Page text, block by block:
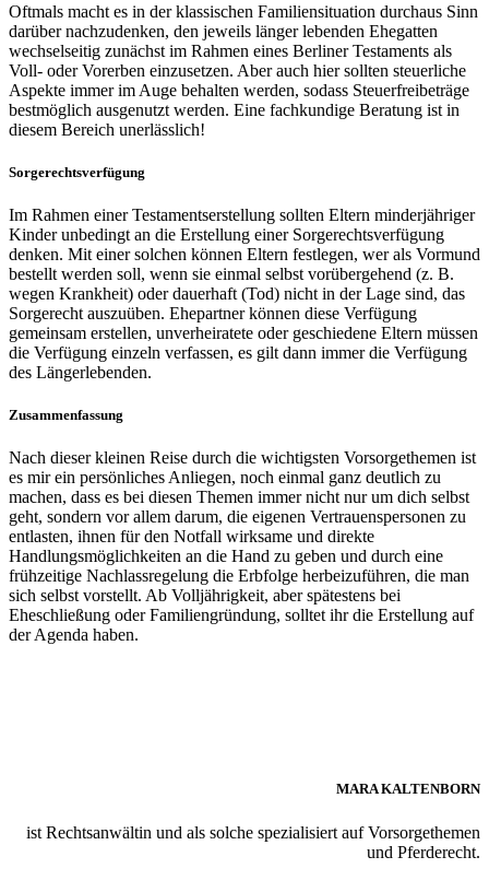
Oftmals macht es in der klassischen Familiensituation durchaus Sinn
darüber nachzudenken, den jeweils länger lebenden Ehegatten
wechselseitig zunächst im Rahmen eines Berliner Testaments als
Voll- oder Vorerben einzusetzen. Aber auch hier sollten steuerliche
Aspekte immer im Auge behalten werden, sodass Steuerfreibeträge
bestmöglich ausgenutzt werden. Eine fachkundige Beratung ist in
diesem Bereich unerlässlich!
Sorgerechtsverfügung
Im Rahmen einer Testamentserstellung sollten Eltern minderjähriger
Kinder unbedingt an die Erstellung einer Sorgerechtsverfügung
denken. Mit einer solchen können Eltern festlegen, wer als Vormund
bestellt werden soll, wenn sie einmal selbst vorübergehend (z. B.
wegen Krankheit) oder dauerhaft (Tod) nicht in der Lage sind, das
Sorgerecht auszuüben. Ehepartner können diese Verfügung
gemeinsam erstellen, unverheiratete oder geschiedene Eltern müssen
die Verfügung einzeln verfassen, es gilt dann immer die Verfügung
des Längerlebenden.
Zusammenfassung
Nach dieser kleinen Reise durch die wichtigsten Vorsorgethemen ist
es mir ein persönliches Anliegen, noch einmal ganz deutlich zu
machen, dass es bei diesen Themen immer nicht nur um dich selbst
geht, sondern vor allem darum, die eigenen Vertrauenspersonen zu
entlasten, ihnen für den Notfall wirksame und direkte
Handlungsmöglichkeiten an die Hand zu geben und durch eine
frühzeitige Nachlassregelung die Erbfolge herbeizuführen, die man
sich selbst vorstellt. Ab Volljährigkeit, aber spätestens bei
Eheschließung oder Familiengründung, solltet ihr die Erstellung auf
der Agenda haben.
MARA KALTENBORN
ist Rechtsanwältin und als solche spezialisiert auf Vorsorgethemen
und Pferderecht.